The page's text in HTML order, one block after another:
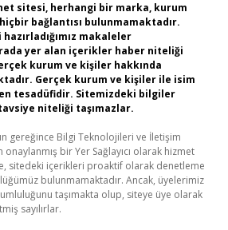
sitesi, herhangi bir marka, kurum
bağlantısı bulunmamaktadır.
makaleler
yer alan içerikler haber niteliği
kurum ve kişiler hakkında
Gerçek kurum ve kişiler ile isim
tesadüfidir. Sitemizdeki bilgiler
niteliği taşımazlar.
gereğince Bilgi Teknolojileri ve İletişim
onaylanmış bir Yer Sağlayıcı olarak hizmet
sitedeki içerikleri proaktif olarak denetleme
bulunmamaktadır. Ancak, üyelerimiz
taşımakta olup, siteye üye olarak
sayılırlar.